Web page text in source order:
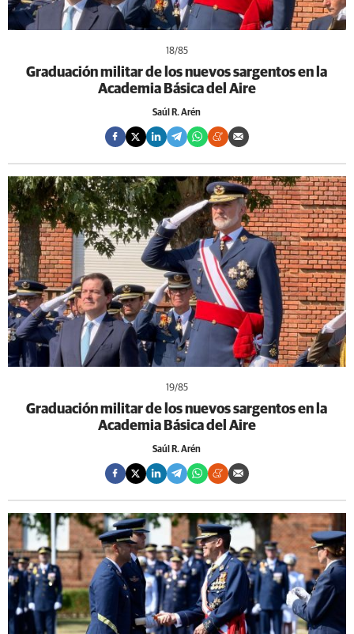
18/85
Graduación militar de los nuevos sargentos en la
Academia Básica del Aire
Saúl R. Arén
19/85
Graduación militar de los nuevos sargentos en la
Academia Básica del Aire
Saúl R. Arén